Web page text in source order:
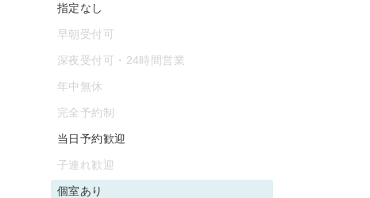
指定なし
早朝受付可
深夜受付可・24時間営業
年中無休
完全予約制
当日予約歓迎
子連れ歓迎
個室あり